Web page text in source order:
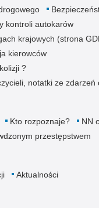
kontroli autokarów
krajowych (strona
kierowców
?
notatki ze zdarzeń
Kto rozpoznaje?
NN
przestępstwem
Aktualności